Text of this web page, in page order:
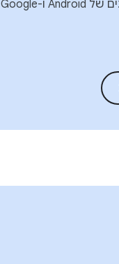
הנחיות והורדות למותגים של Android ו-Google